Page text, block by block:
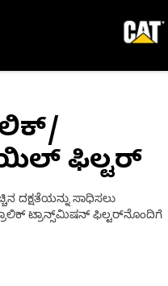
ಫಿಲ್ಟರ್
ದಕ್ಷತೆಯನ್ನು ಸಾಧಿಸಲು
ಟ್ರಾನ್ಸ್‌ಮಿಷನ್ ಫಿಲ್ಟರ್‌ನೊಂದಿಗೆ